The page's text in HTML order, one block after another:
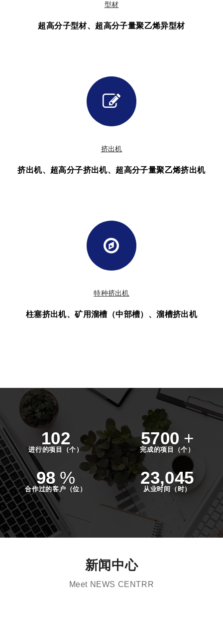
型材
超高分子型材、超高分子量聚乙烯异型材
挤出机
挤出机、超高分子挤出机、超高分子量聚乙烯挤出机
特种挤出机
柱塞挤出机、矿用溜槽（中部槽）、溜槽挤出机
102
进行的项目（个）
5700 +
完成的项目（个）
98 %
合作过的客户（位）
23,045
从业时间（时）
新闻中心
Meet NEWS CENTRR